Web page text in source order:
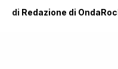
di Redazione di